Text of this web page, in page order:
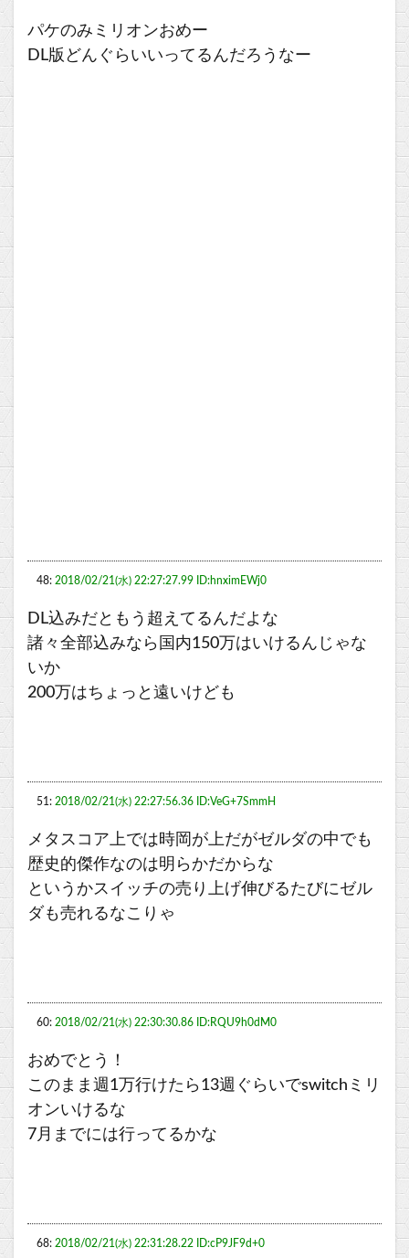
パケのみミリオンおめー
DL版どんぐらいいってるんだろうなー
48: 2018/02/21(水) 22:27:27.99 ID:hnximEWj0
DL込みだともう超えてるんだよな
諸々全部込みなら国内150万はいけるんじゃな
いか
200万はちょっと遠いけども
51: 2018/02/21(水) 22:27:56.36 ID:VeG+7SmmH
メタスコア上では時岡が上だがゼルダの中でも
歴史的傑作なのは明らかだからな
というかスイッチの売り上げ伸びるたびにゼル
ダも売れるなこりゃ
60: 2018/02/21(水) 22:30:30.86 ID:RQU9h0dM0
おめでとう！
このまま週1万行けたら13週ぐらいでswitchミリ
オンいけるな
7月までには行ってるかな
68: 2018/02/21(水) 22:31:28.22 ID:cP9JF9d+0